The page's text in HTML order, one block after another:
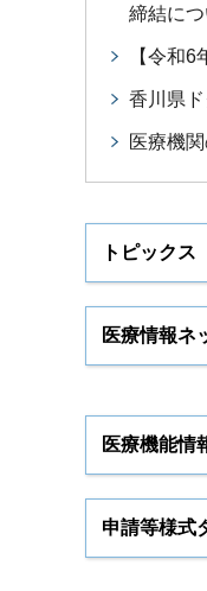
締結につ
【令和
香川県
医療機
トピックス
医療情報ネ
医療機能情
申請等様式